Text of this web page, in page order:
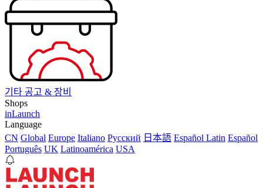
기타 공고 & 장비
Shops
inLaunch
Language
CN Global Europe Italiano Pусский 日本語 Español Latin Español
Português UK Latinoamérica USA